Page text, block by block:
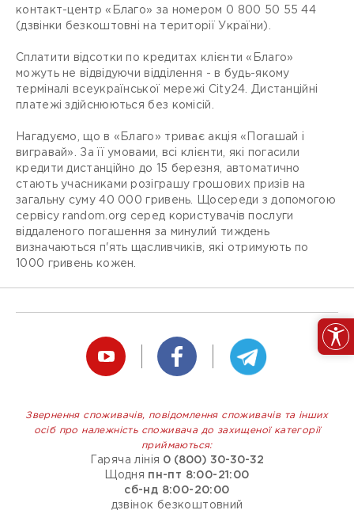
контакт-центр «Благо» за номером 0 800 50 55 44
(дзвінки безкоштовні на території України).
Сплатити відсотки по кредитах клієнти «Благо»
можуть не відвідуючи відділення - в будь-якому
терміналі всеукраїнської мережі City24. Дистанційні
платежі здійснюються без комісій.
Нагадуємо, що в «Благо» триває акція «Погашай і
вигравай». За її умовами, всі клієнти, які погасили
кредити дистанційно до 15 березня, автоматично
стають учасниками розіграшу грошових призів на
загальну суму 40 000 гривень. Щосереди з допомогою
сервісу random.org серед користувачів послуги
віддаленого погашення за минулий тиждень
визначаються п'ять щасливчиків, які отримують по
1000 гривень кожен.
Звернення споживачів, повідомлення споживачів та інших
осіб про належність споживача до захищеної категорії
приймаються:
Гаряча лінія 0 (800) 30-30-32
Щодня пн-пт 8:00-21:00
сб-нд 8:00-20:00
дзвінок безкоштовний